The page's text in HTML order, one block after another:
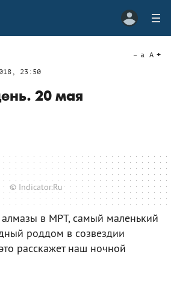
23:50
a A
20 мая
© Indicator.Ru
в МРТ, самый маленький
роддом в созвездии
расскажет наш ночной